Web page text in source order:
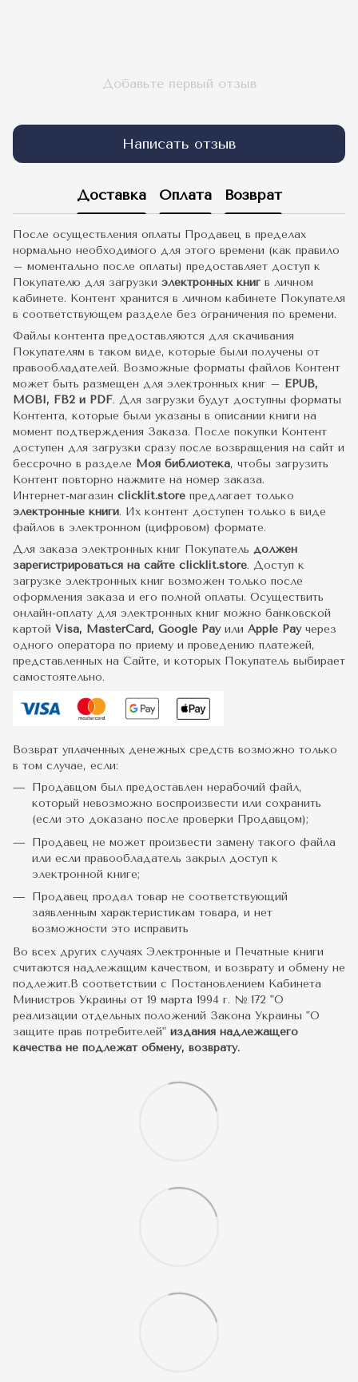
Добавьте первый отзыв
Написать отзыв
Доставка Оплата Возврат
После осуществления оплаты Продавец в пределах
нормально необходимого для этого времени (как правило
– моментально после оплаты) предоставляет доступ к
Покупателю для загрузки электронных книг в личном
кабинете. Контент хранится в личном кабинете Покупателя
в соответствующем разделе без ограничения по времени.
Файлы контента предоставляются для скачивания
Покупателям в таком виде, которые были получены от
правообладателей. Возможные форматы файлов Контент
может быть размещен для электронных книг – EPUB,
MOBI, FB2 и PDF. Для загрузки будут доступны форматы
Контента, которые были указаны в описании книги на
момент подтверждения Заказа. После покупки Контент
доступен для загрузки сразу после возвращения на сайт и
бессрочно в разделе Моя библиотека, чтобы загрузить
Контент повторно нажмите на номер заказа.
Интернет-магазин clicklit.store предлагает только
электронные книги. Их контент доступен только в виде
файлов в электронном (цифровом) формате.
Для заказа электронных книг Покупатель должен
зарегистрироваться на сайте clicklit.store. Доступ к
загрузке электронных книг возможен только после
оформления заказа и его полной оплаты. Осуществить
онлайн-оплату для электронных книг можно банковской
картой Visa, MasterCard, Google Pay или Apple Payчерез
одного оператора по приему и проведению платежей,
представленных на Сайте, и которых Покупатель выбирает
самостоятельно.
Возврат уплаченных денежных средств возможно только
в том случае, если:
Продавцом был предоставлен нерабочий файл,
который невозможно воспроизвести или сохранить
(если это доказано после проверки Продавцом);
Продавец не может произвести замену такого файла
или если правообладатель закрыл доступ к
электронной книге;
Продавец продал товар не соответствующий
заявленным характеристикам товара, и нет
возможности это исправить
Во всех других случаях Электронные и Печатные книги
считаются надлежащим качеством, и возврату и обмену не
подлежит.В соответствии с Постановлением Кабинета
Министров Украины от 19 марта 1994 г. № 172 "О
реализации отдельных положений Закона Украины "О
защите прав потребителей" издания надлежащего
качества не подлежат обмену, возврату.